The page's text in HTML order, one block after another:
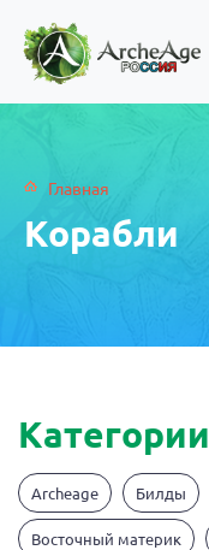
Главная
Корабли
Категории
Archeage Билды
Восточный материк